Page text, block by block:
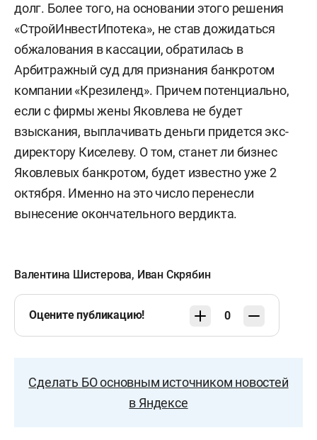
долг. Более того, на основании этого решения
«СтройИнвестИпотека», не став дожидаться
обжалования в кассации, обратилась в
Арбитражный суд для признания банкротом
компании «Крезиленд». Причем потенциально,
если с фирмы жены Яковлева не будет
взыскания, выплачивать деньги придется экс-
директору Киселеву. О том, станет ли бизнес
Яковлевых банкротом, будет известно уже 2
октября. Именно на это число перенесли
вынесение окончательного вердикта.
Валентина Шистерова, Иван Скрябин
Оцените публикацию! 0
Сделать БО основным источником новостей
в Яндексе